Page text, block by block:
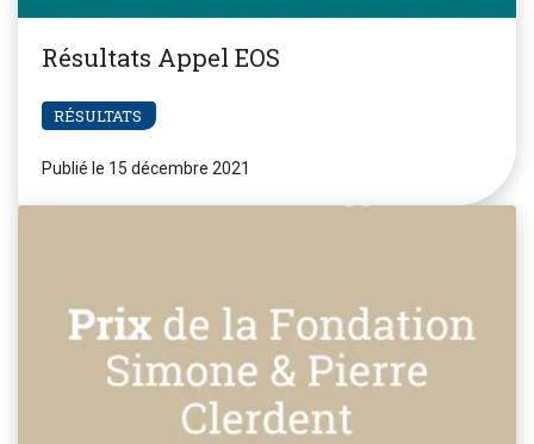
Résultats Appel EOS
RÉSULTATS
Publié le 15 décembre 2021